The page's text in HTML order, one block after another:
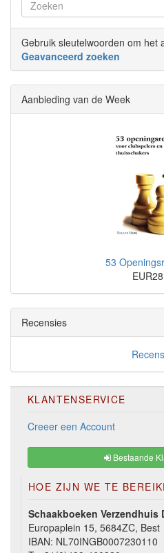
Gebruik sleutelwoorden om het
Geavanceerd zoeken
Aanbieding van de Week
53
Recensies
KLANTENSERVICE
Creeer een Account
Bestaande
HOE ZIJN WE TE
Schaakboeken Verzendhuis
Europaplein 15, 5684ZC, Best
IBAN: NL70INGB0007230110